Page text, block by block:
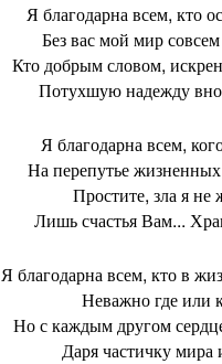
Я благодарна всем, кто
Без вас мой мир
Кто добрым словом,
Потухшую надежду
Я благодарна всем,
На перепутье
Простите, зла я не
Лишь счастья Вам...
Я благодарна всем, кто в
Неважно где или
Но с каждым другом
Даря частичку мира